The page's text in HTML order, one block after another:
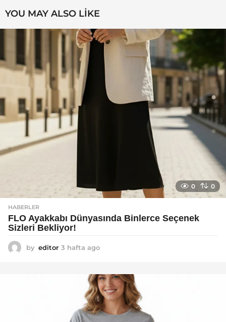
YOU MAY ALSO LIKE
0 0
HABERLER
FLO Ayakkabı Dünyasında Binlerce Seçenek
Sizleri Bekliyor!
by editor 3 hafta ago
a
g
o